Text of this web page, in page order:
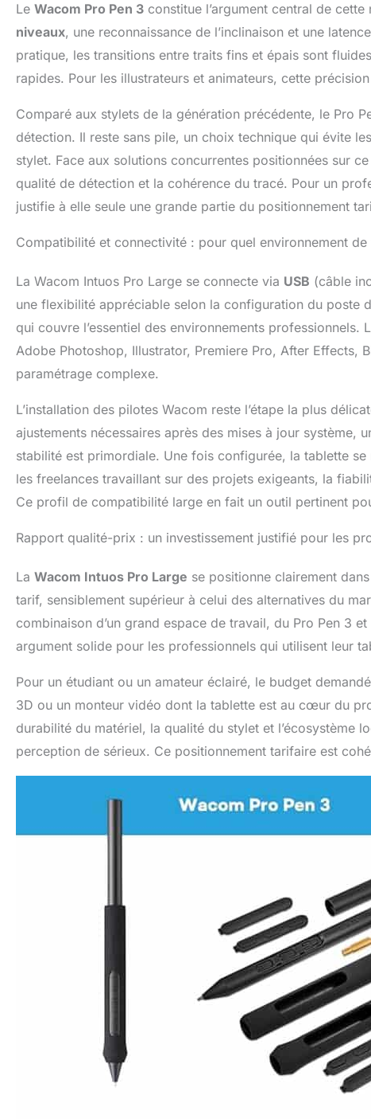
Le Wacom Pro Pen 3 constitue l’argument central de
niveaux, une reconnaissance de l’inclinaison et une
pratique, les transitions entre traits fins et épais sont
rapides. Pour les illustrateurs et animateurs, cette
Comparé aux stylets de la génération précédente, le Pro
détection. Il reste sans pile, un choix technique qui évite
stylet. Face aux solutions concurrentes positionnées sur
qualité de détection et la cohérence du tracé. Pour un
justifie à elle seule une grande partie du positionnement
Compatibilité et connectivité : pour quel environnement de
La Wacom Intuos Pro Large se connecte via USB (câble
une flexibilité appréciable selon la configuration du poste
qui couvre l’essentiel des environnements
Adobe Photoshop, Illustrator, Premiere Pro, After Effects,
paramétrage complexe.
L’installation des pilotes Wacom reste l’étape la plus
ajustements nécessaires après des mises à jour système,
stabilité est primordiale. Une fois configurée, la tablette
les freelances travaillant sur des projets exigeants, la
Ce profil de compatibilité large en fait un outil pertinent
Rapport qualité-prix : un investissement justifié pour les
La Wacom Intuos Pro Large se positionne clairement
tarif, sensiblement supérieur à celui des alternatives du
combinaison d’un grand espace de travail, du Pro Pen 3
argument solide pour les professionnels qui utilisent leur
Pour un étudiant ou un amateur éclairé, le budget
3D ou un monteur vidéo dont la tablette est au cœur du
durabilité du matériel, la qualité du stylet et l’écosystème
perception de sérieux. Ce positionnement tarifaire est